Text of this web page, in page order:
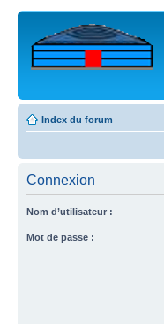
Index du forum
Connexion
Nom d’utilisateur :
Mot de passe :